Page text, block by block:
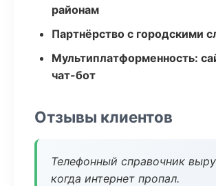
районам
Партнёрство с городскими
Мультиплатформенность:
чат-бот
Отзывы клиентов
Телефонный справочник
когда интернет пропал.